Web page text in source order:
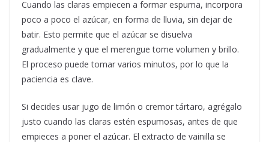
Cuando las claras empiecen a formar espuma, incorpora
poco a poco el azúcar, en forma de lluvia, sin dejar de
batir. Esto permite que el azúcar se disuelva
gradualmente y que el merengue tome volumen y brillo.
El proceso puede tomar varios minutos, por lo que la
paciencia es clave.
Si decides usar jugo de limón o cremor tártaro, agrégalo
justo cuando las claras estén espumosas, antes de que
empieces a poner el azúcar. El extracto de vainilla se